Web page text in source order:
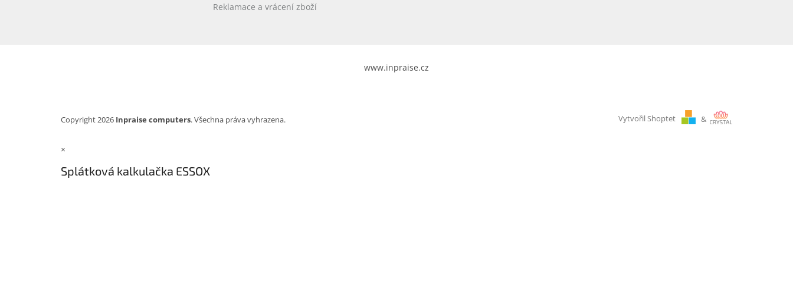
Reklamace a vrácení zboží
www.inpraise.cz
Vytvořil Shoptet &
Copyright 2026 Inpraise computers. Všechna práva vyhrazena.
×
Splátková kalkulačka ESSOX